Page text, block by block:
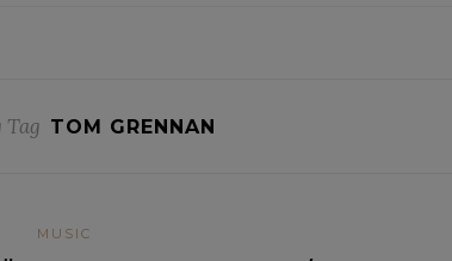
TOM GRENNAN
MUSIC